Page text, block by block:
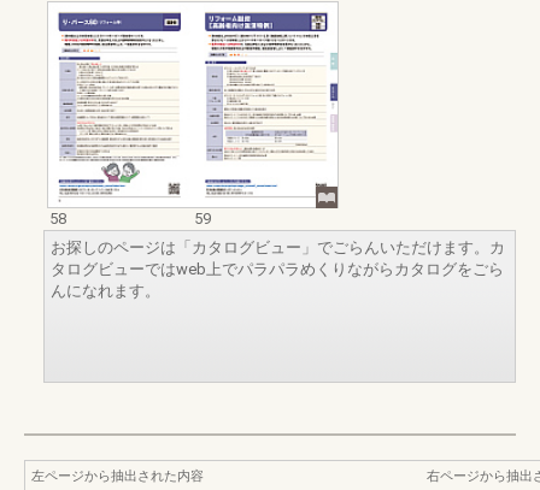
58
59
お探しのページは「カタログビュー」でごらんいただけます。カ
タログビューではweb上でパラパラめくりながらカタログをごら
んになれます。
左ページから抽出された内容
右ページから抽出